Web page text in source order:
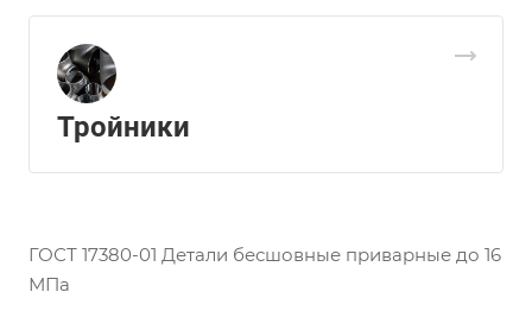
Тройники
ГОСТ 17380-01 Детали бесшовные приварные до 16
МПа